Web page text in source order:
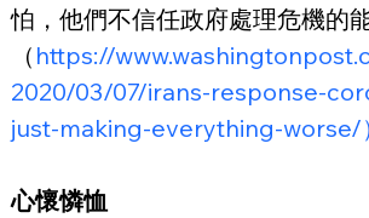
怕，他們不信任政府處理危機的能
（ https://
2020/03/07/irans-response-
just-making-everything-worse/
心懷憐恤